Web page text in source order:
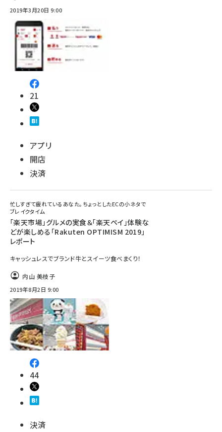
2019年3月20日 9:00
21
アプリ
開店
決済
忙しすぎて疲れているあなた。ちょっとしたECの小ネタで
ブレイクタイム
「楽天市場」グルメの実食＆「楽天ペイ」体験な
どが楽しめる「Rakuten OPTIMISM 2019」
レポート
キャッシュレスでブランド牛とスイーツ食べまくり！
内山 美枝子
2019年8月2日 9:00
44
決済